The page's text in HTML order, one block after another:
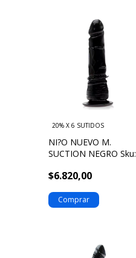
NI?O NUEVO M.
SUCTION NEGRO Sku:
$6.820,00
20% X 6 SUTIDOS